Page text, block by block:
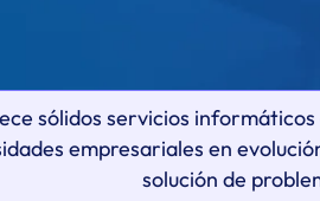
sólidos servicios
empresariales en
solución de